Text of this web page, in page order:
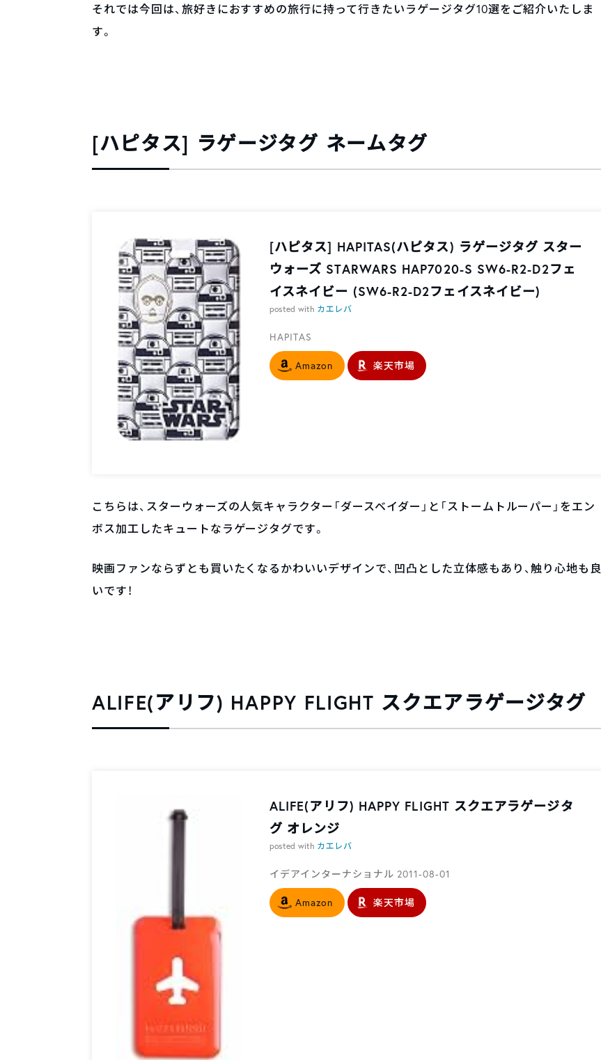
それでは今回は、旅好きにおすすめの旅行に持って行きたいラゲージタグ10選をご紹介いたしま
す。
[ハピタス] ラゲージタグ ネームタグ
[ハピタス] HAPITAS(ハピタス) ラゲージタグ スター
ウォーズ STARWARS HAP7020-S SW6-R2-D2フェ
イスネイビー (SW6-R2-D2フェイスネイビー)
posted with カエレバ
HAPITAS
Amazon 楽天市場
こちらは、スターウォーズの人気キャラクター「ダースベイダー」と「ストームトルーパー」をエン
ボス加工したキュートなラゲージタグです。
映画ファンならずとも買いたくなるかわいいデザインで、凹凸とした立体感もあり、触り心地も良
いです！
ALIFE(アリフ) HAPPY FLIGHT スクエアラゲージタグ
ALIFE(アリフ) HAPPY FLIGHT スクエアラゲージタ
グ オレンジ
posted with カエレバ
イデアインターナショナル 2011-08-01
Amazon 楽天市場